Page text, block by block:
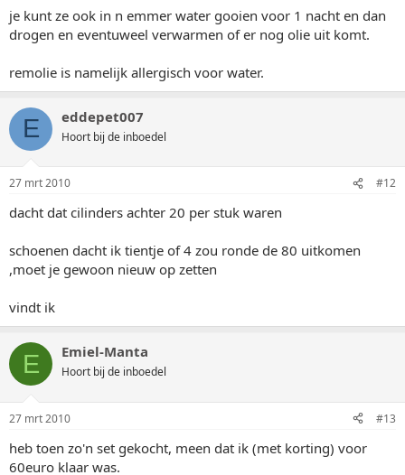
je kunt ze ook in n emmer water gooien voor 1 nacht en dan
drogen en eventuweel verwarmen of er nog olie uit komt.
remolie is namelijk allergisch voor water.
E eddepet007
Hoort bij de inboedel
27 mrt 2010 #12
dacht dat cilinders achter 20 per stuk waren
schoenen dacht ik tientje of 4 zou ronde de 80 uitkomen
,moet je gewoon nieuw op zetten
vindt ik
E Emiel-Manta
Hoort bij de inboedel
27 mrt 2010 #13
heb toen zo'n set gekocht, meen dat ik (met korting) voor
60euro klaar was.